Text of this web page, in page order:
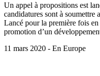
Un appel à propositions est
candidatures sont à soumettre
Lancé pour la première fois
promotion d’un
11 mars 2020 - En Europe